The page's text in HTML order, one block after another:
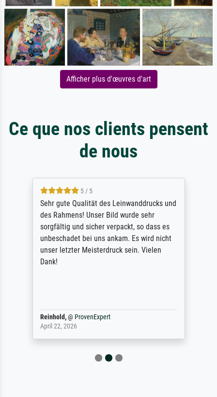
Afficher plus d'œuvres d'art
Ce que nos clients pensent
de nous
5 / 5
Sehr gute Qualität des Leinwanddrucks und
des Rahmens! Unser Bild wurde sehr
sorgfältig und sicher verpackt, so dass es
unbeschadet bei uns ankam. Es wird nicht
unser letzter Meisterdruck sein. Vielen
Dank!
Reinhold,@ ProvenExpert
April 22, 2026